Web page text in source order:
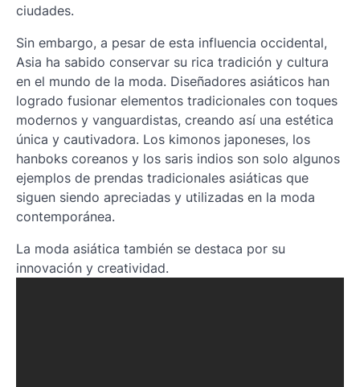
ciudades.
Sin embargo, a pesar de esta influencia occidental,
Asia ha sabido conservar su rica tradición y cultura
en el mundo de la moda. Diseñadores asiáticos han
logrado fusionar elementos tradicionales con toques
modernos y vanguardistas, creando así una estética
única y cautivadora. Los kimonos japoneses, los
hanboks coreanos y los saris indios son solo algunos
ejemplos de prendas tradicionales asiáticas que
siguen siendo apreciadas y utilizadas en la moda
contemporánea.
La moda asiática también se destaca por su
innovación y creatividad.